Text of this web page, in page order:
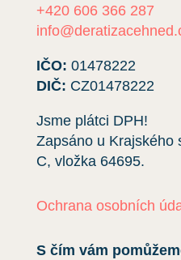
+420 606 366 287
IČO: 01478222
DIČ: CZ01478222
Jsme plátci DPH!
Zapsáno u Krajského
C, vložka 64695.
Ochrana osobních
S čím vám